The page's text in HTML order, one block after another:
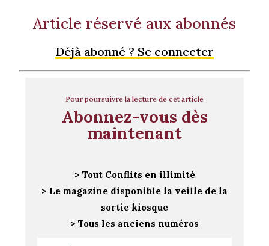
Article réservé aux abonnés
Déjà abonné ? Se connecter
Pour poursuivre la lecture de cet article
Abonnez-vous dès
maintenant
> Tout Conflits en illimité
> Le magazine disponible la veille de la
sortie kiosque
> Tous les anciens numéros